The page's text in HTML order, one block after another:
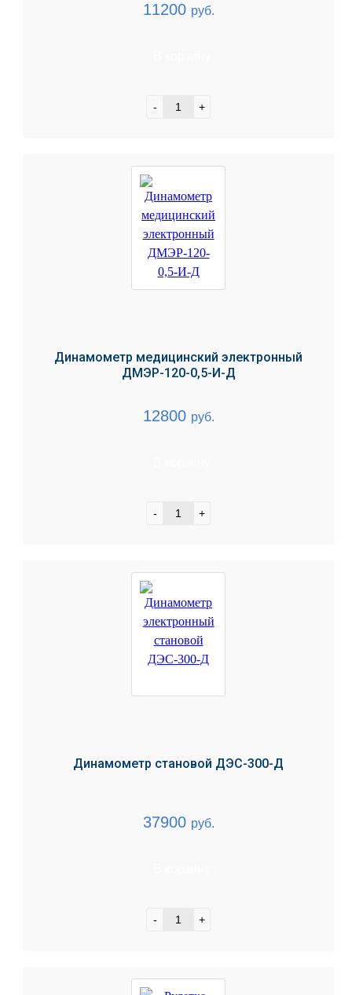
11200 руб.
- +
Динамометр медицинский электронный
ДМЭР-120-0,5-И-Д
12800 руб.
- +
Динамометр становой ДЭС-300-Д
37900 руб.
- +